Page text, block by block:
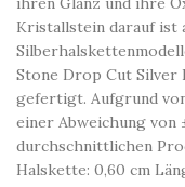
Kristallstein darauf ist
Stone Drop Cut Silver
gefertigt. Aufgrund
einer Abweichung von
durchschnittlichen
Halskette: 0,60 cm